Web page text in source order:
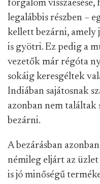
forgalom
legalábbis részben –
kellett bezárni, amely
is gyötri. Ez pedig a
vezetők már régóta
sokáig keresgéltek
Indiában sajátosnak
azonban nem
bezárni.
A bezárásban
némileg eljárt az
is jó minőségű